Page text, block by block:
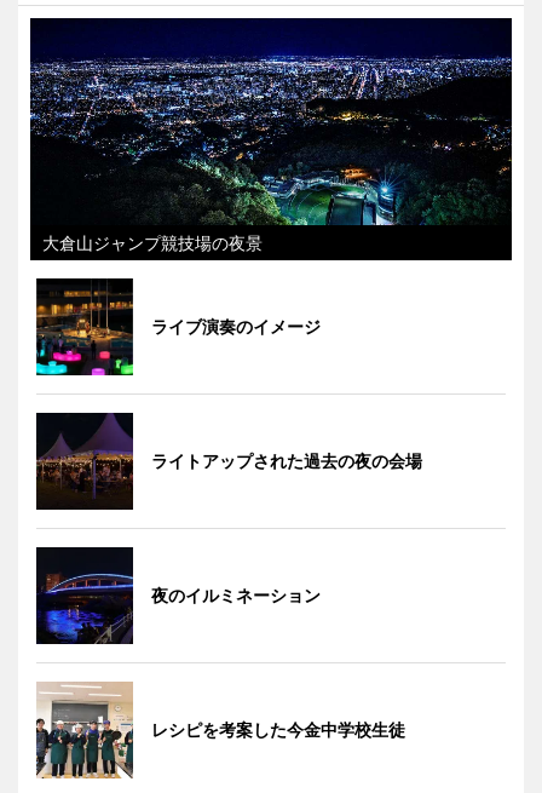
大倉山ジャンプ競技場の夜景
ライブ演奏のイメージ
ライトアップされた過去の夜の会場
夜のイルミネーション
レシピを考案した今金中学校生徒